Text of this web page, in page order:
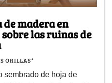
madera en
las ruinas de
ORILLAS*
sembrado de hoja de